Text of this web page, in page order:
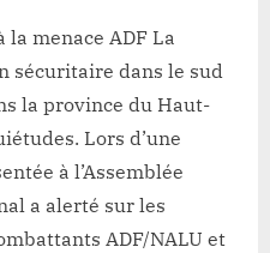
sous
menace
:
Jean-
Marc
Mambidi
Koloboro
la menace ADF La
sécuritaire dans le sud
la province du Haut-
Lors d’une
à l’Assemblée
a alerté sur les
ADF/NALU et